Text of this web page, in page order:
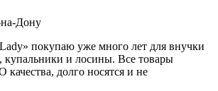
Дону
покупаю уже много лет для внучки
купальники и лосины. Все товары
долго носятся и не